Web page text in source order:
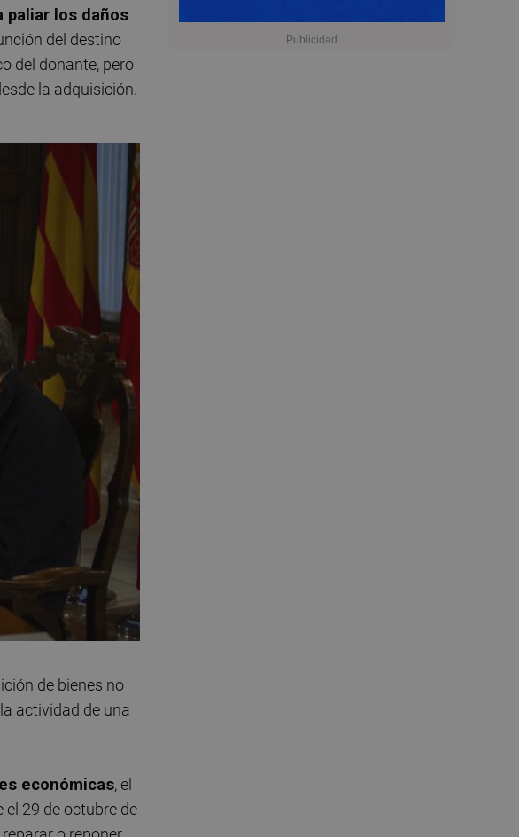
paliar los daños
del destino
del donante, pero
la adquisición.
de bienes no
actividad de una
económicas, el
29 de octubre de